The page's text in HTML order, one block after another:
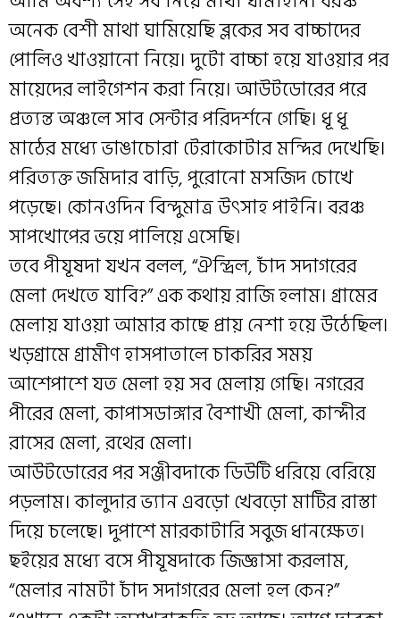
অনেক বেশী মাথা ঘামিয়েছি ব্লকের সব বাচ্চাদের
পোলিও খাওয়ানো নিয়ে। দুটো বাচ্চা হয়ে যাওয়ার পর
মায়েদের লাইগেশন করা নিয়ে। আউটডোরের পরে
প্রত্যন্ত অঞ্চলে সাব সেন্টার পরিদর্শনে গেছি। ধূ ধূ
মাঠের মধ্যে ভাঙাচোরা টেরাকোটার মন্দির দেখেছি।
পরিত্যক্ত জমিদার বাড়ি, পুরোনো মসজিদ চোখে
পড়েছে। কোনওদিন বিন্দুমাত্র উৎসাহ পাইনি। বরঞ্চ
সাপখোপের ভয়ে পালিয়ে এসেছি।
তবে পীযূষদা যখন বলল, “ঐন্দ্রিল, চাঁদ সদাগরের
মেলা দেখতে যাবি?” এক কথায় রাজি হলাম। গ্রামের
মেলায় যাওয়া আমার কাছে প্রায় নেশা হয়ে উঠেছিল।
খড়গ্রামে গ্রামীণ হাসপাতালে চাকরির সময়
আশেপাশে যত মেলা হয় সব মেলায় গেছি। নগরের
পীরের মেলা, কাপাসডাঙ্গার বৈশাখী মেলা, কান্দীর
রাসের মেলা, রথের মেলা।
আউটডোরের পর সঞ্জীবদাকে ডিউটি ধরিয়ে বেরিয়ে
পড়লাম। কালুদার ভ্যান এবড়ো খেবড়ো মাটির রাস্তা
দিয়ে চলেছে। দুপাশে মারকাটারি সবুজ ধানক্ষেত।
ছইয়ের মধ্যে বসে পীযূষদাকে জিজ্ঞাসা করলাম,
“মেলার নামটা চাঁদ সদাগরের মেলা হল কেন?”